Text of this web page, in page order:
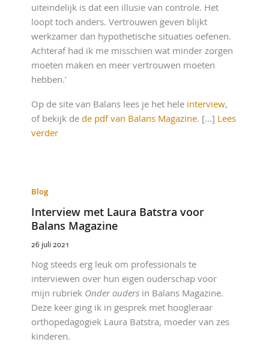
uiteindelijk is dat een illusie van controle. Het
loopt toch anders. Vertrouwen geven blijkt
werkzamer dan hypothetische situaties oefenen.
Achteraf had ik me misschien wat minder zorgen
moeten maken en meer vertrouwen moeten
hebben.’
Op de site van Balans lees je het hele interview,
of bekijk dede pdf van Balans Magazine. [...] Lees
verder
Blog
Interview met Laura Batstra voor
Balans Magazine
26 juli 2021
Nog steeds erg leuk om professionals te
interviewen over hun eigen ouderschap voor
mijn rubriek Onder ouders in Balans Magazine.
Deze keer ging ik in gesprek met hoogleraar
orthopedagogiek Laura Batstra, moeder van zes
kinderen.